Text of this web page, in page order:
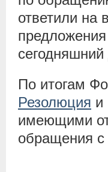
ответили на
сегодняшний
По итогам
Резолюция и
имеющими
обращения